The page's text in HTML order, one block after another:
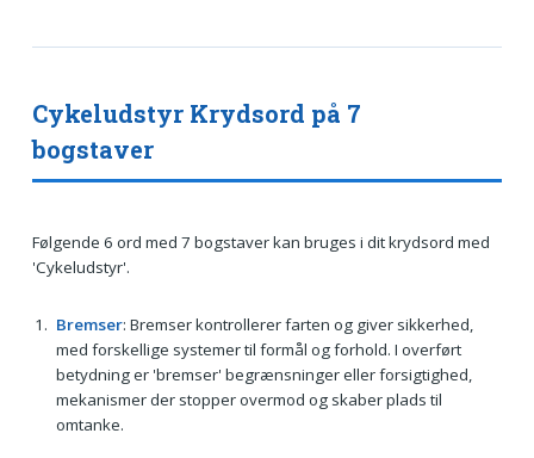
Cykeludstyr Krydsord på 7
bogstaver
Følgende 6 ord med 7 bogstaver kan bruges i dit krydsord med
'Cykeludstyr'.
Bremser: Bremser kontrollerer farten og giver sikkerhed,
med forskellige systemer til formål og forhold. I overført
betydning er 'bremser' begrænsninger eller forsigtighed,
mekanismer der stopper overmod og skaber plads til
omtanke.